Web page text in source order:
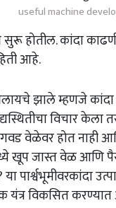
useful machine
होतील. कांदा
आहे.
झाले म्हणजे
विचार केला
वेळेवर होत नाही
खूप जास्त वेळ आणि
पार्श्वभूमीवरकांदा
यंत्र विकसित